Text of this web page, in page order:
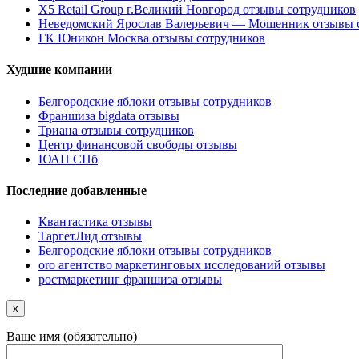
X5 Retail Group г.Великий Новгород отзывы сотрудников
Неведомский Ярослав Валерьевич — Мошенник отзывы
ГК Юникон Москва отзывы сотрудников
Худшие компании
Белгородские яблоки отзывы сотрудников
Франшиза bigdata отзывы
Триана отзывы сотрудников
Центр финансовой свободы отзывы
ЮАП СПб
Последние добавленные
Квантастика отзывы
ТаргетЛид отзывы
Белгородские яблоки отзывы сотрудников
oro агентство маркетинговых исследований отзывы
ростмаркетинг франшиза отзывы
x
Ваше имя (обязательно)